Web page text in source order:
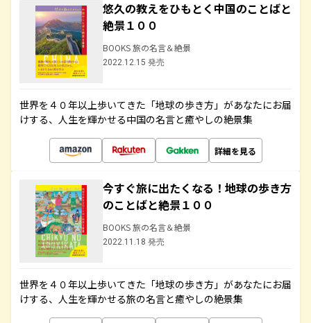
悠久の教えをひもとく中国のことばと
絶景１００
BOOKS 旅の名言＆絶景
2022.12.15 発売
世界を４０年以上歩いてきた「地球の歩き方」があなたにお届
けする、人生を輝かせる中国の名言と癒やしの絶景集
詳細を見る
今すぐ旅に出たくなる！地球の歩き方
のことばと絶景１００
BOOKS 旅の名言＆絶景
2022.11.18 発売
世界を４０年以上歩いてきた「地球の歩き方」があなたにお届
けする、人生を輝かせる旅の名言と癒やしの絶景集